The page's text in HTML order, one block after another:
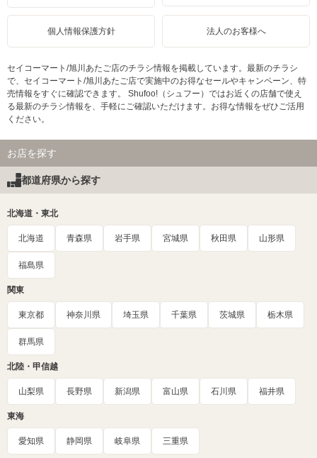
個人情報保護方針 法人のお客様へ
セイコーマート/旭川あたご店のチラシ情報を掲載しています。最新のチラシ
で、セイコーマート/旭川あたご店で実施中のお得なセールやキャンペーン、特
売情報をすぐに確認できます。 Shufoo!（シュフー）ではお近くの店舗で使え
る最新のチラシ情報を、手軽にご確認いただけます。お得な情報をぜひご活用
ください。
お店を探す
都道府県から探す
北海道・東北
北海道 青森県 岩手県 宮城県 秋田県 山形県
福島県
関東
東京都 神奈川県 埼玉県 千葉県 茨城県 栃木県
群馬県
北陸・甲信越
山梨県 長野県 新潟県 富山県 石川県 福井県
東海
愛知県 静岡県 岐阜県 三重県